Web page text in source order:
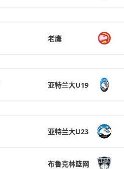
老鹰
亚特兰大U19
亚特兰大U23
布鲁克林篮网